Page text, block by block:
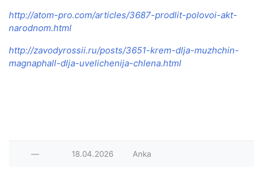
http://atom-pro.com/articles/3687-prodlit-polovoi-akt-
narodnom.html
http://zavodyrossii.ru/posts/3651-krem-dlja-muzhchin-
magnaphall-dlja-uvelichenija-chlena.html
— 18.04.2026 Anka